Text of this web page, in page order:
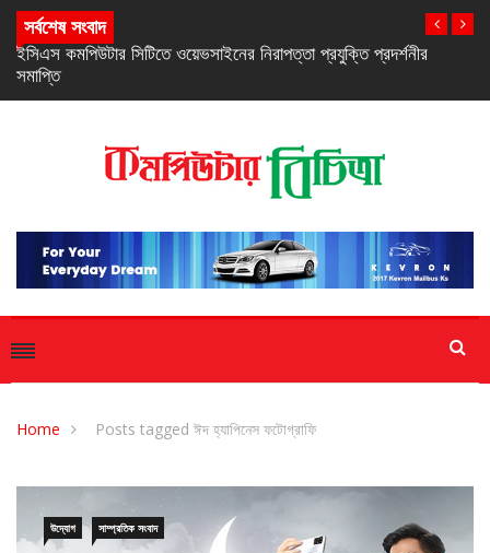
সর্বশেষ সংবাদ
নিরবচ্ছিন্ন পাওয়ার নিশ্চিতে রিয়েলমির নতুন সি-সিরিজ স্মার্টফোন
Home Posts tagged ঈদ হ্যাপিনেস ফটোগ্রাফি
উদ্যোগ সাম্প্রতিক সংবাদ